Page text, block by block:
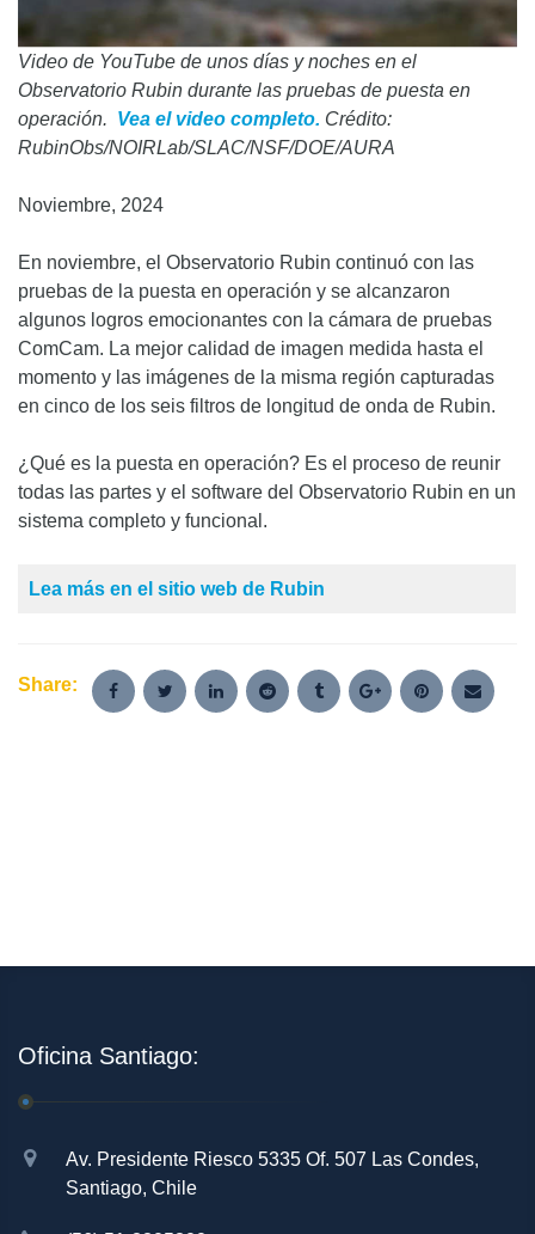
Video de YouTube de unos días y noches en el
Observatorio Rubin durante las pruebas de puesta en
operación. Vea el video completo. Crédito:
RubinObs/NOIRLab/SLAC/NSF/DOE/AURA
Noviembre, 2024
En noviembre, el Observatorio Rubin continuó con las
pruebas de la puesta en operación y se alcanzaron
algunos logros emocionantes con la cámara de pruebas
ComCam. La mejor calidad de imagen medida hasta el
momento y las imágenes de la misma región capturadas
en cinco de los seis filtros de longitud de onda de Rubin.
¿Qué es la puesta en operación? Es el proceso de reunir
todas las partes y el software del Observatorio Rubin en un
sistema completo y funcional.
Lea más en el sitio web de Rubin
Share:
Oficina Santiago:
Av. Presidente Riesco 5335 Of. 507 Las Condes,
Santiago, Chile